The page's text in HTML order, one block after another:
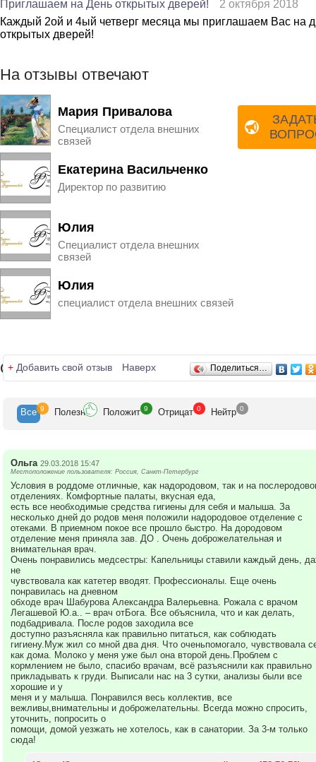
Приглашаем на День открытых дверей!
2 октября 2018
Каждый 2ой и 4ый четверг месяца мы приглашаем Вас на
открытых дверей!
На отзывы отвечают
Мария Привалова
Специалист отдела внешних
связей
Екатерина Васильченко
Директор по развитию
Юлия
Специалист отдела внешних
связей
Юлия
специалист отдела внешних связей
Отзывы
+ Добавить свой отзыв Наверх Поделиться…
Все 9 Полезн Положит 9 Отрицат 0 Нейтр 0
Ольга 29.03.2018 15:47
Местоположение пользователя: Россия, Санкт-Петербург
Условия в роддоме отличные, как надородовом, так и на
отделениях. Комфортные палаты, вкусная еда,
есть все необходимые средства гигиены для себя и малыша. За
несколько дней до родов меня положили надородовое отделение с
отеками. В приемном покое все прошло быстро. На дородовом
отделение меня приняла зав. ДО . Очень доброжелательная и
внимательная врач.
Очень понравились медсестры: Капельницы ставили каждый день,
не
чувствовала как катетер вводят. Профессионалы. Еще очень
понравилась на дневном
обходе врач Шабурова Александра Валерьевна. Рожала с врачом
Легашевой Ю.а.. – врач отБога. Все объяснила, что и как делать,
подбадривала. После родов заходила все
доступно разъясняла как правильно питаться, как соблюдать
гигиену.Муж жил со мной два дня. Что оченьпомогало, чувствовала
как дома. Молоко у меня уже был она второй день.Проблем с
кормлением не было, спасибо врачам, всё разъяснили как правильно
прикладывать к груди. Выписали нас на 3 сутки, анализы были все
хорошие и у
меня и у малыша. Понравился весь коллектив, все
вежливы,внимательны и доброжелательны. Всегда можно спросить,
уточнить, попросить о
помощи, домой уезжать не хотелось, как в санатории. За 3-м только
сюда!